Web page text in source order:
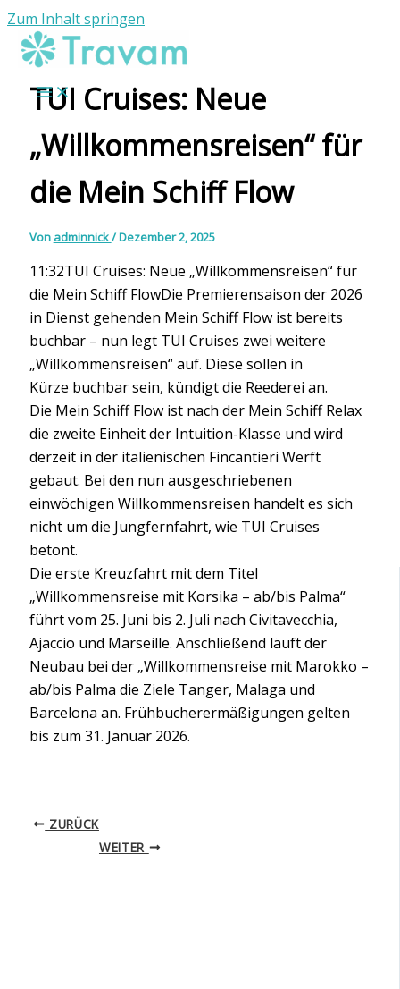
Zum Inhalt springen
TUI Cruises: Neue
„Willkommensreisen“ für
die Mein Schiff Flow
Von adminnick/Dezember 2, 2025
11:32TUI Cruises: Neue „Willkommensreisen“ für
die Mein Schiff FlowDie Premierensaison der 2026
in Dienst gehenden Mein Schiff Flow ist bereits
buchbar – nun legt TUI Cruises zwei weitere
„Willkommensreisen“ auf. Diese sollen in
Kürze buchbar sein, kündigt die Reederei an.
Die Mein Schiff Flow ist nach der Mein Schiff Relax
die zweite Einheit der Intuition-Klasse und wird
derzeit in der italienischen Fincantieri Werft
gebaut. Bei den nun ausgeschriebenen
einwöchigen Willkommensreisen handelt es sich
nicht um die Jungfernfahrt, wie TUI Cruises
betont.
Die erste Kreuzfahrt mit dem Titel
„Willkommensreise mit Korsika – ab/bis Palma“
führt vom 25. Juni bis 2. Juli nach Civitavecchia,
Ajaccio und Marseille. Anschließend läuft der
Neubau bei der „Willkommensreise mit Marokko –
ab/bis Palma die Ziele Tanger, Malaga und
Barcelona an. Frühbucherermäßigungen gelten
bis zum 31. Januar 2026.
ZURÜCK
WEITER